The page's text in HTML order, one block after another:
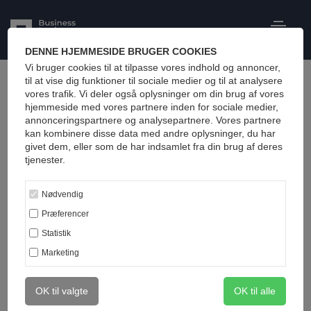
DENNE HJEMMESIDE BRUGER COOKIES
Vi bruger cookies til at tilpasse vores indhold og annoncer,
til at vise dig funktioner til sociale medier og til at analysere
vores trafik. Vi deler også oplysninger om din brug af vores
hjemmeside med vores partnere inden for sociale medier,
annonceringspartnere og analysepartnere. Vores partnere
kan kombinere disse data med andre oplysninger, du har
givet dem, eller som de har indsamlet fra din brug af deres
tjenester.
Nødvendig
Præferencer
Statistik
Marketing
OK til valgte OK til alle